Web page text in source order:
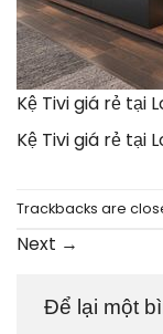
Kệ Tivi giá rẻ tại
Kệ Tivi giá rẻ tại
Trackbacks are
Next →
Để lại một